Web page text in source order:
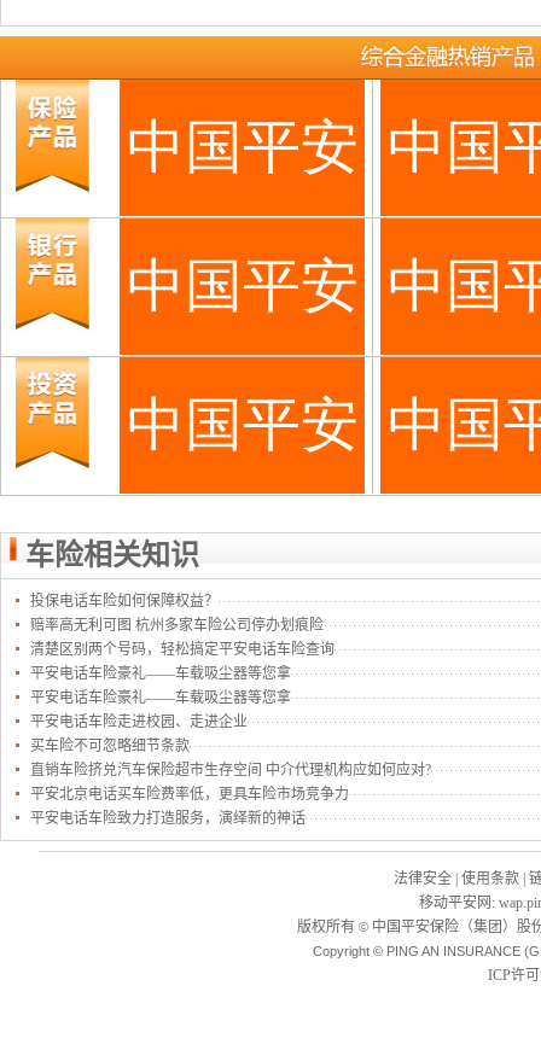
车险相关知识
投保电话车险如何保障权益？
赔率高无利可图 杭州多家车险公司停办划痕险
清楚区别两个号码，轻松搞定平安电话车险查询
平安电话车险豪礼——车载吸尘器等您拿
平安电话车险豪礼——车载吸尘器等您拿
平安电话车险走进校园、走进企业
买车险不可忽略细节条款
直销车险挤兑汽车保险超市生存空间 中介代理机构应如何应对?
平安北京电话买车险费率低，更具车险市场竞争力
平安电话车险致力打造服务，演绎新的神话
法律安全 使用条款
移动平安网 :
版权所有 ©中国平安保险（集团）股
Copyright © PING AN INSURANCE
ICP许